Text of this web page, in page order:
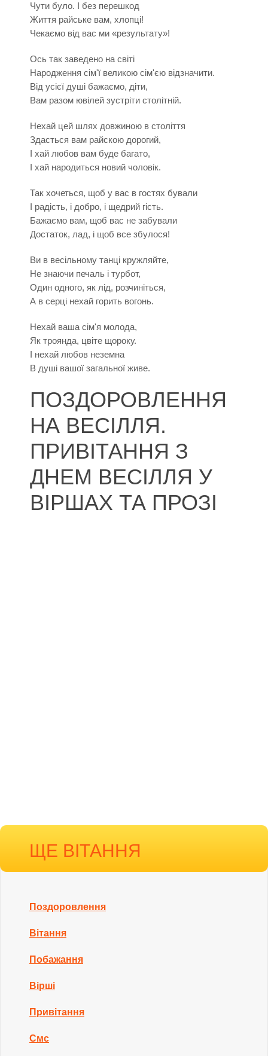
Чути було. І без перешкод
Життя райське вам, хлопці!
Чекаємо від вас ми «результату»!
Ось так заведено на світі
Народження сім'ї великою сім'єю відзначити.
Від усієї душі бажаємо, діти,
Вам разом ювілей зустріти столітній.
Нехай цей шлях довжиною в століття
Здасться вам райскою дорогий,
І хай любов вам буде багато,
І хай народиться новий чоловік.
Так хочеться, щоб у вас в гостях бували
І радість, і добро, і щедрий гість.
Бажаємо вам, щоб вас не забували
Достаток, лад, і щоб все збулося!
Ви в весільному танці кружляйте,
Не знаючи печаль і турбот,
Один одного, як лід, розчиніться,
А в серці нехай горить вогонь.
Нехай ваша сім'я молода,
Як троянда, цвіте щороку.
І нехай любов неземна
В душі вашої загальної живе.
ПОЗДОРОВЛЕННЯ
НА ВЕСІЛЛЯ.
ПРИВІТАННЯ З
ДНЕМ ВЕСІЛЛЯ У
ВІРШАХ ТА ПРОЗІ
ЩЕ ВІТАННЯ
Поздоровлення
Вітання
Побажання
Вірші
Привітання
Смс